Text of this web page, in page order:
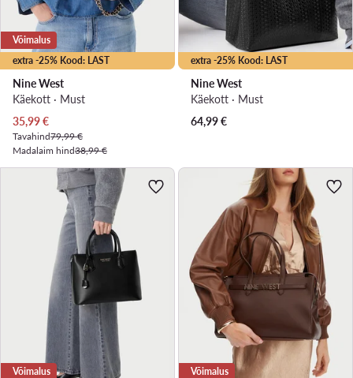
extra -25% Kood: LAST
Võimalus
Nine West
Käekott · Must
Praegune hind
35,99€
Tavahind79,99 €
Madalaim hind38,99 €
extra -25% Kood: LAST
Nine West
Käekott · Must
64,99€
Võimalus Võimalus